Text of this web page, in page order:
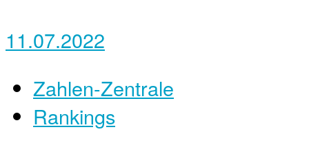
11.07.2022
Zahlen-Zentrale
Rankings